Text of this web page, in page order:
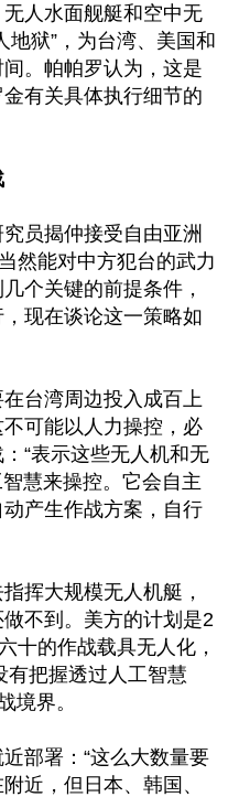
人水面舰艇和空中无
地狱”，为台湾、美国和
。帕帕罗认为，这是
有关具体执行细节的
员揭仲接受自由亚洲
然能对中方犯台的武力
个关键的前提条件，
现在谈论这一策略如
台湾周边投入成百上
可能以人力操控，必
“表示这些无人机和无
慧来操控。它会自主
产生作战方案，自行
挥大规模无人机艇，
不到。美方的计划是2
十的作战载具无人化，
有把握透过人工智慧
境界。
部署：“这么大数量要
近，但日本、韩国、